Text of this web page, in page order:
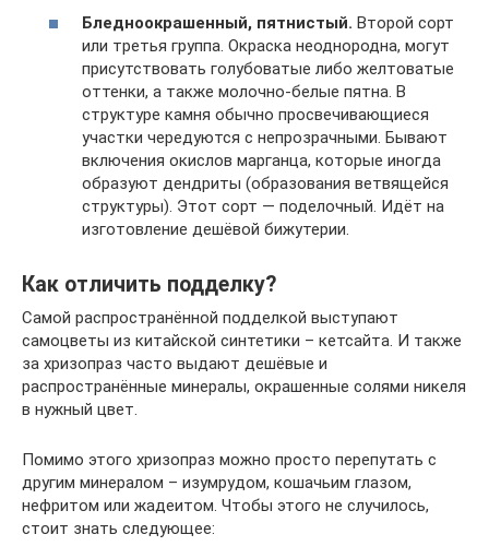
Бледноокрашенный, пятнистый. Второй сорт
или третья группа. Окраска неоднородна, могут
присутствовать голубоватые либо желтоватые
оттенки, а также молочно-белые пятна. В
структуре камня обычно просвечивающиеся
участки чередуются с непрозрачными. Бывают
включения окислов марганца, которые иногда
образуют дендриты (образования ветвящейся
структуры). Этот сорт — поделочный. Идёт на
изготовление дешёвой бижутерии.
Как отличить подделку?
Самой распространённой подделкой выступают
самоцветы из китайской синтетики – кетсайта. И также
за хризопраз часто выдают дешёвые и
распространённые минералы, окрашенные солями никеля
в нужный цвет.
Помимо этого хризопраз можно просто перепутать с
другим минералом – изумрудом, кошачьим глазом,
нефритом или жадеитом. Чтобы этого не случилось,
стоит знать следующее: